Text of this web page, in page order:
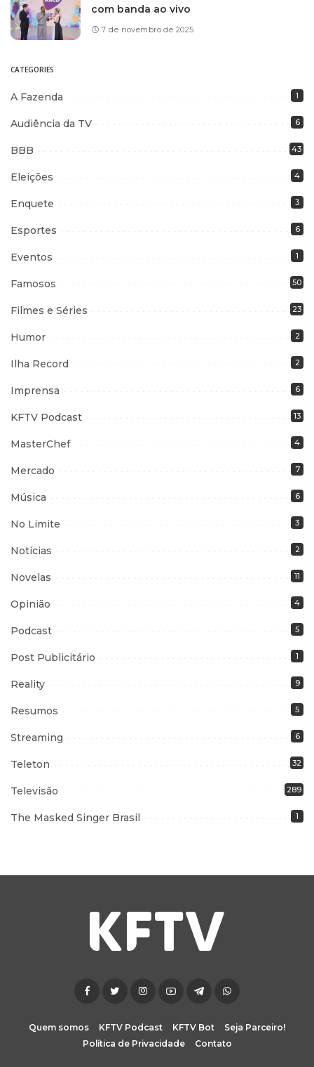
com banda ao vivo
7 de novembro de 2025
CATEGORIES
A Fazenda 1
Audiência da TV 6
BBB 43
Eleições 4
Enquete 3
Esportes 6
Eventos 1
Famosos 50
Filmes e Séries 23
Humor 2
Ilha Record 2
Imprensa 6
KFTV Podcast 13
MasterChef 4
Mercado 7
Música 6
No Limite 3
Notícias 2
Novelas 11
Opinião 4
Podcast 5
Post Publicitário 1
Reality 9
Resumos 5
Streaming 6
Teleton 32
Televisão 289
The Masked Singer Brasil 1
Quem somos KFTV Podcast KFTV Bot
Seja Parceiro!
Política de Privacidade
Contato